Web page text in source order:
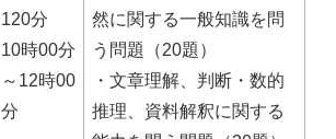
120分
10時00分
～12時00
分
然に関する一般知識を問
う問題（20題）
・文章理解、判断・数的
推理、資料解釈に関する